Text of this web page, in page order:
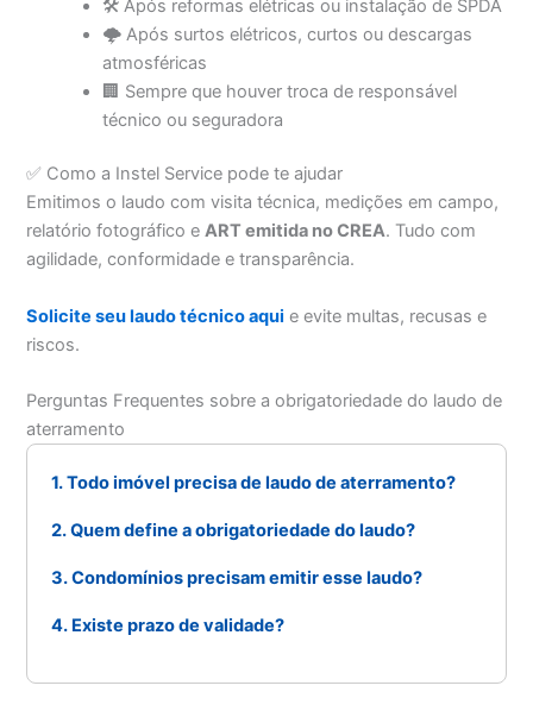
🛠️ Após reformas elétricas ou instalação de SPDA
🌩️ Após surtos elétricos, curtos ou descargas
atmosféricas
🏢 Sempre que houver troca de responsável
técnico ou seguradora
✅ Como a Instel Service pode te ajudar
Emitimos o laudo com visita técnica, medições em campo,
relatório fotográfico eART emitida no CREA. Tudo com
agilidade, conformidade e transparência.
Solicite seu laudo técnico aqui e evite multas, recusas e
riscos.
Perguntas Frequentes sobre a obrigatoriedade do laudo de
aterramento
1. Todo imóvel precisa de laudo de aterramento?
2. Quem define a obrigatoriedade do laudo?
3. Condomínios precisam emitir esse laudo?
4. Existe prazo de validade?